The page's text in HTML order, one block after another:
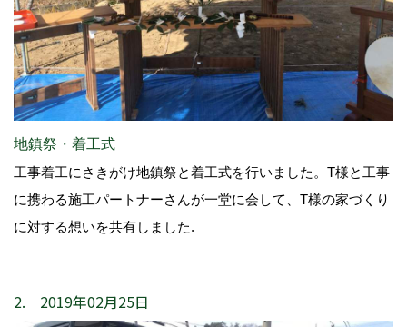
地鎮祭・着工式
工事着工にさきがけ地鎮祭と着工式を行いました。T様と工事
に携わる施工パートナーさんが一堂に会して、T様の家づくり
に対する想いを共有しました.
2. 2019年02月25日